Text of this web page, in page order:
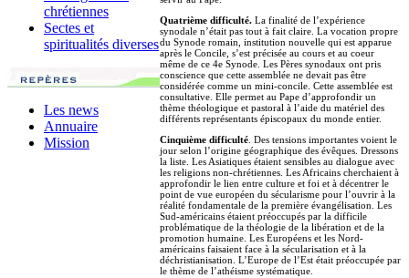
chrétiennes
Sectes et
spiritualités diverses
Les news
Annuaire
Mission
Quatrième difficulté. La finalité de l’expérience
synodale n’était pas tout à fait claire. La vocation propre
du Synode romain, institution nouvelle qui est apparue
après le Concile, s’est précisée au cours et au coeur
même de ce 4e Synode. Les Pères synodaux ont pris
conscience que cette assemblée ne devait pas être
considérée comme un mini-concile. Cette assemblée est
consultative. Elle permet au Pape d’approfondir un
thème théologique et pastoral à l’aide du matériel des
différents représentants épiscopaux du monde entier.
Cinquième difficulté. Des tensions importantes voient le
jour selon l’origine géographique des évêques. Dressons
la liste. Les Asiatiques étaient sensibles au dialogue avec
les religions non-chrétiennes. Les Africains cherchaient à
approfondir le lien entre culture et foi et à décentrer le
point de vue européen du sécularisme pour l’ouvrir à la
réalité fondamentale de la première évangélisation. Les
Sud-américains étaient préoccupés par la difficile
problématique de la théologie de la libération et de la
promotion humaine. Les Européens et les Nord-
américains faisaient face à la sécularisation et à la
déchristianisation. L’Europe de l’Est était préoccupée par
le thème de l’athéisme systématique.